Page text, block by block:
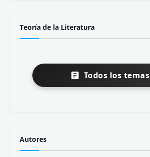
Teoría de la Literatura
Todos los temas
Autores